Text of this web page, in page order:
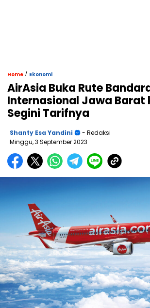
Home / Ekonomi
AirAsia Buka Rute
Internasional Jawa Barat
Segini Tarifnya
Shanty Esa Yandini
- Redaksi
Minggu, 3 September 2023